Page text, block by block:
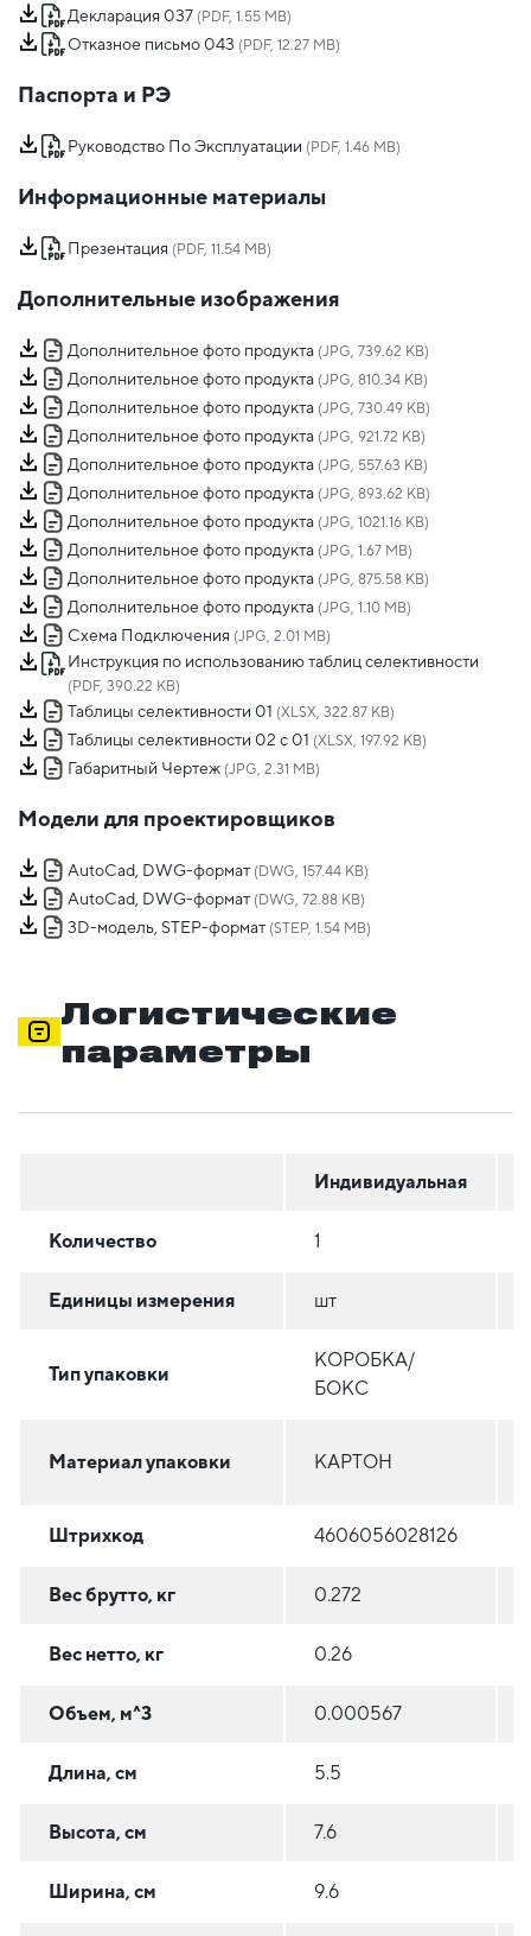
Декларация 037 (PDF, 1.55 MB)
Отказное письмо 043 (PDF, 12.27 MB)
Паспорта и РЭ
Руководство По Эксплуатации (PDF, 1.46 MB)
Информационные материалы
Презентация (PDF, 11.54 MB)
Дополнительные изображения
Дополнительное фото продукта (JPG, 739.62 KB)
Дополнительное фото продукта (JPG, 810.34 KB)
Дополнительное фото продукта (JPG, 730.49 KB)
Дополнительное фото продукта (JPG, 921.72 KB)
Дополнительное фото продукта (JPG, 557.63 KB)
Дополнительное фото продукта (JPG, 893.62 KB)
Дополнительное фото продукта (JPG, 1021.16 KB)
Дополнительное фото продукта (JPG, 1.67 MB)
Дополнительное фото продукта (JPG, 875.58 KB)
Дополнительное фото продукта (JPG, 1.10 MB)
Схема Подключения (JPG, 2.01 MB)
Инструкция по использованию таблиц селективности
(PDF, 390.22 KB)
Таблицы селективности 01 (XLSX, 322.87 KB)
Таблицы селективности 02 с 01 (XLSX, 197.92 KB)
Габаритный Чертеж (JPG, 2.31 MB)
Модели для проектировщиков
AutoCad, DWG-формат (DWG, 157.44 KB)
AutoCad, DWG-формат (DWG, 72.88 KB)
3D-модель, STEP-формат (STEP, 1.54 MB)
Логистические
параметры
Индивидуальная
Количество 1
Единицы измерения шт
Тип упаковки
КОРОБКА/
БОКС
Материал упаковки КАРТОН
Штрихкод 4606056028126
Вес брутто, кг 0.272
Вес нетто, кг 0.26
Объем, м^3 0.000567
Длина, см 5.5
Высота, см 7.6
Ширина, см 9.6